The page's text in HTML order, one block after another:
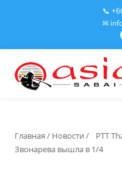
📞
✉
Главная / Новости /
PTT
Звонарева вышла в 1/4